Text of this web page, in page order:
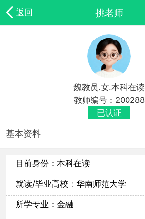
返回 挑老师
魏教员.女.本科在读
教师编号：200288
已认证
基本资料
目前身份：本科在读
就读/毕业高校：华南师范大学
所学专业：金融